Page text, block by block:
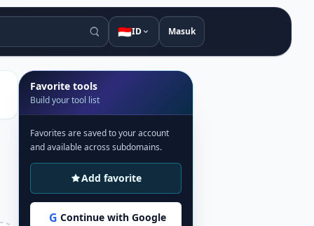
🇮🇩ID Masuk
Favorite tools
Build your tool list
Favorites are saved to your account
and available across subdomains.
Add favorite
G Continue with Google